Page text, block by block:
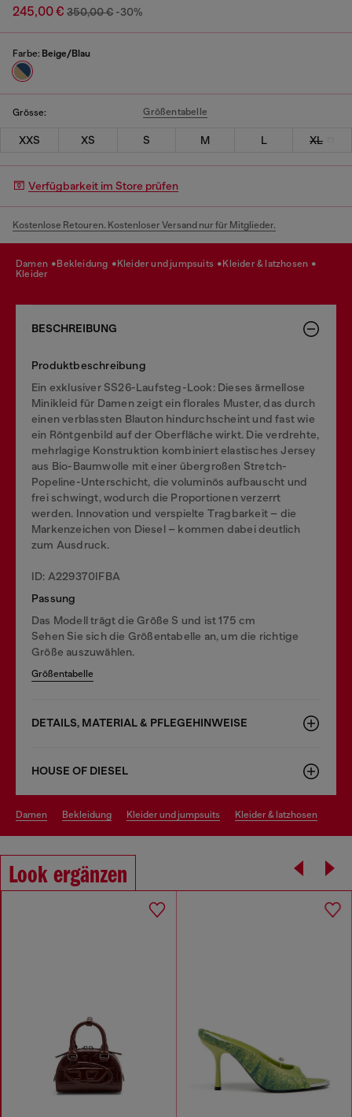
245,00 € 350,00 € -30%
Farbe: Beige/Blau
Grösse: Größentabelle
XXS XS S M L XL
Verfügbarkeit im Store prüfen
Kostenlose Retouren. Kostenloser Versand nur für Mitglieder.
damen bekleidung kleider und jumpsuits
kleider & latzhosen
kleider
BESCHREIBUNG
Produktbeschreibung
Ein exklusiver SS26-Laufsteg-Look: Dieses ärmellose
Minikleid für Damen zeigt ein florales Muster, das durch
einen verblassten Blauton hindurchscheint und fast wie
ein Röntgenbild auf der Oberfläche wirkt. Die verdrehte,
mehrlagige Konstruktion kombiniert elastisches Jersey
aus Bio-Baumwolle mit einer übergroßen Stretch-
Popeline-Unterschicht, die voluminös aufbauscht und
frei schwingt, wodurch die Proportionen verzerrt
werden. Innovation und verspielte Tragbarkeit – die
Markenzeichen von Diesel – kommen dabei deutlich
zum Ausdruck.
ID: A229370IFBA
Passung
Das Modell trägt die Größe S und ist 175 cm
Sehen Sie sich die Größentabelle an, um die richtige
Größe auszuwählen.
Größentabelle
DETAILS, MATERIAL & PFLEGEHINWEISE
HOUSE OF DIESEL
damen bekleidung kleider und jumpsuits kleider & latzhosen
Look ergänzen